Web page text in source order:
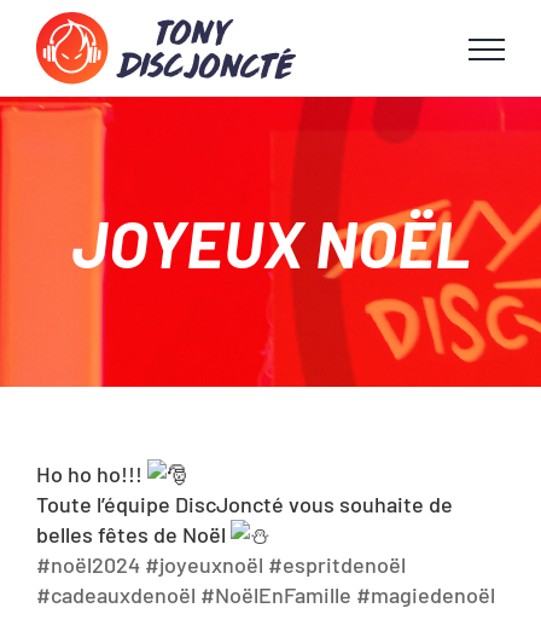
Passer
contenu
JOYEUX NOËL
Ho ho ho!!!
Toute l’équipe DiscJoncté vous souhaite de
belles fêtes de Noël
#noël2024 #joyeuxnoël #espritdenoël
#cadeauxdenoël #NoëlEnFamille #magiedenoël